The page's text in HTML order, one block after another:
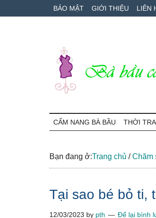
to
to
qua
BẢO MẬT GIỚI THIỆU LIÊN
Bà
Bầu
Cần
nang
mang
và
chăm
bé
CẨM NANG BÀ BẦU THỜI
Bạn đang ở:Trang chủ / Chăm
Tại sao bé bỏ ti,
12/03/2023 by pth Để lại bình